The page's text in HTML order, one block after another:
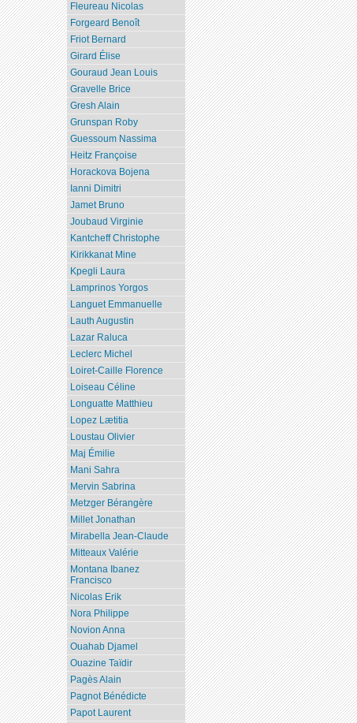
Fleureau Nicolas
Forgeard Benoît
Friot Bernard
Girard Élise
Gouraud Jean Louis
Gravelle Brice
Gresh Alain
Grunspan Roby
Guessoum Nassima
Heitz Françoise
Horackova Bojena
Ianni Dimitri
Jamet Bruno
Joubaud Virginie
Kantcheff Christophe
Kirikkanat Mine
Kpegli Laura
Lamprinos Yorgos
Languet Emmanuelle
Lauth Augustin
Lazar Raluca
Leclerc Michel
Loiret-Caille Florence
Loiseau Céline
Longuatte Matthieu
Lopez Lætitia
Loustau Olivier
Maj Émilie
Mani Sahra
Mervin Sabrina
Metzger Bérangère
Millet Jonathan
Mirabella Jean-Claude
Mitteaux Valérie
Montana Ibanez
Francisco
Nicolas Erik
Nora Philippe
Novion Anna
Ouahab Djamel
Ouazine Taïdir
Pagès Alain
Pagnot Bénédicte
Papot Laurent